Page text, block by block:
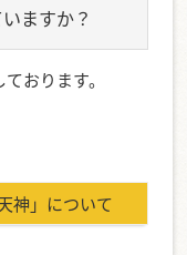
ますか？
おります。
天神」について